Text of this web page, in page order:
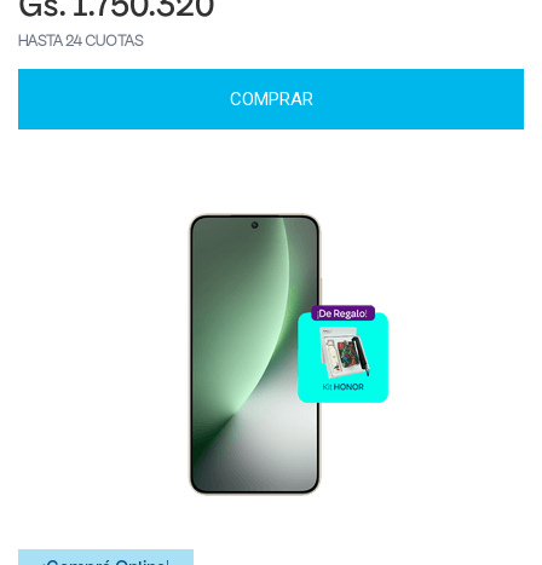
Gs. 1.750.320
HASTA 24 CUOTAS
COMPRAR